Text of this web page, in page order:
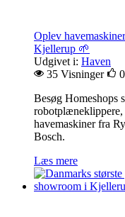
Oplev
Kjellerup 🌱
Udgivet i: Haven
35 Visninger
0
Besøg Homeshops
havemaskiner fra
Bosch.
Læs mere